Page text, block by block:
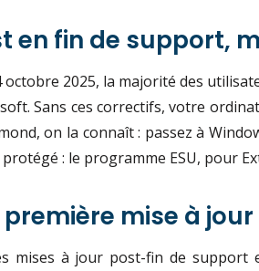
en fin de support,
octobre 2025, la majorité des
Sans ces correctifs, votre
on la connaît : passez à
: le programme ESU, pour
première mise à
mises à jour post-fin de support